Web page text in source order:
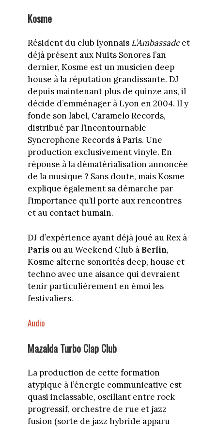
Kosme
Résident du club lyonnais L’Ambassadeet
déjà présent aux Nuits Sonores l’an
dernier, Kosme est un musicien deep
house à la réputation grandissante. DJ
depuis maintenant plus de quinze ans, il
décide d’emménager à Lyon en 2004. Il y
fonde son label, Caramelo Records,
distribué par l’incontournable
Syncrophone Records à Paris. Une
production exclusivement vinyle. En
réponse à la dématérialisation annoncée
de la musique ? Sans doute, mais Kosme
explique également sa démarche par
l’importance qu’il porte aux rencontres
et au contact humain.
DJ d’expérience ayant déjà joué au Rex à
Paris ou au Weekend Club à Berlin,
Kosme alterne sonorités deep, house et
techno avec une aisance qui devraient
tenir particulièrement en émoi les
festivaliers.
Audio
Mazalda Turbo Clap Club
La production de cette formation
atypique à l’énergie communicative est
quasi inclassable, oscillant entre rock
progressif, orchestre de rue et jazz
fusion (sorte de jazz hybride apparu